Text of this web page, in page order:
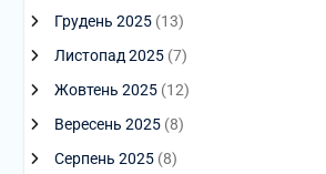
Грудень 2025(13)
Листопад 2025(7)
Жовтень 2025(12)
Вересень 2025(8)
Серпень 2025(8)